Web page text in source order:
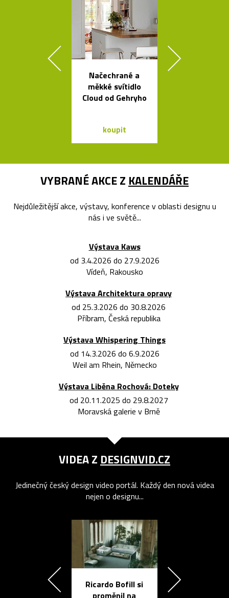
Načechrané a
měkké svítidlo
Cloud od Gehryho
koupit
VYBRANÉ AKCE Z KALENDÁŘE
Nejdůležitější akce, výstavy, konference v oblasti designu u
nás i ve světě...
Výstava Kaws
od 3.4.2026 do 27.9.2026
Vídeň, Rakousko
Výstava Architektura opravy
od 25.3.2026 do 30.8.2026
Příbram, Česká republika
Výstava Whispering Things
od 14.3.2026 do 6.9.2026
Weil am Rhein, Německo
Výstava Liběna Rochová: Doteky
od 20.11.2025 do 29.8.2027
Moravská galerie v Brně
VIDEA Z DESIGNVID.CZ
Jedinečný český design video portál. Každý den nová videa
nejen o designu...
Ricardo Bofill si